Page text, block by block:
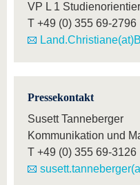
VP L 1
T +49 (0) 355 69-2796
Pressekontakt
Susett Tanneberger
Kommunikation und
T +49 (0) 355 69-3126